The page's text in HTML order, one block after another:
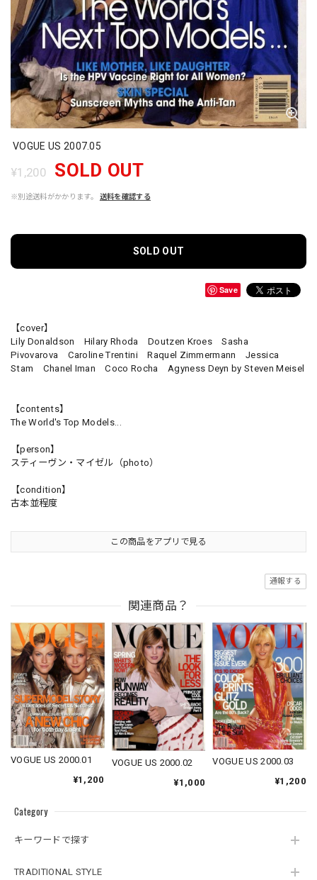
Category
キーワードで探す
TRADITIONAL STYLE
VOGUE US 2007.05
¥1,200 SOLD OUT
※別途送料がかかります。 送料を確認する
SOLD OUT
Save
【cover】
Lily Donaldson Hilary Rhoda Doutzen Kroes Sasha
Pivovarova Caroline Trentini Raquel Zimmermann Jessica
Stam Chanel Iman Coco Rocha Agyness Deyn by Steven Meisel
【contents】
The World's Top Models...
【person】
スティーヴン・マイゼル（photo）
【condition】
古本並程度
この商品をアプリで見る
通報する
関連商品？
VOGUE US 2000.01
¥1,200
VOGUE US 2000.02
¥1,000
VOGUE US 2000.03
¥1,200